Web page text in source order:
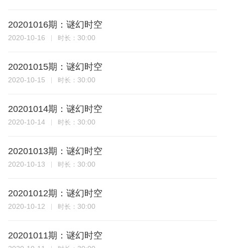
20201016期：谜幻时空
2020-10-16 时长： 30:00
20201015期：谜幻时空
2020-10-15 时长： 30:00
20201014期：谜幻时空
2020-10-14 时长： 30:00
20201013期：谜幻时空
2020-10-13 时长： 30:00
20201012期：谜幻时空
2020-10-12 时长： 30:00
20201011期：谜幻时空